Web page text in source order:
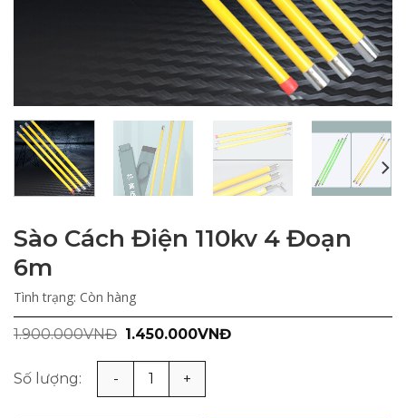
Sào Cách Điện 110kv 4 Đoạn
6m
Tình trạng: Còn hàng
1.900.000VNĐ Giá
là:
1.900.000VNĐ.
1.450.000VNĐGiá
Sào Cách Điện 110kv 4 Đoạn 6m số lượng